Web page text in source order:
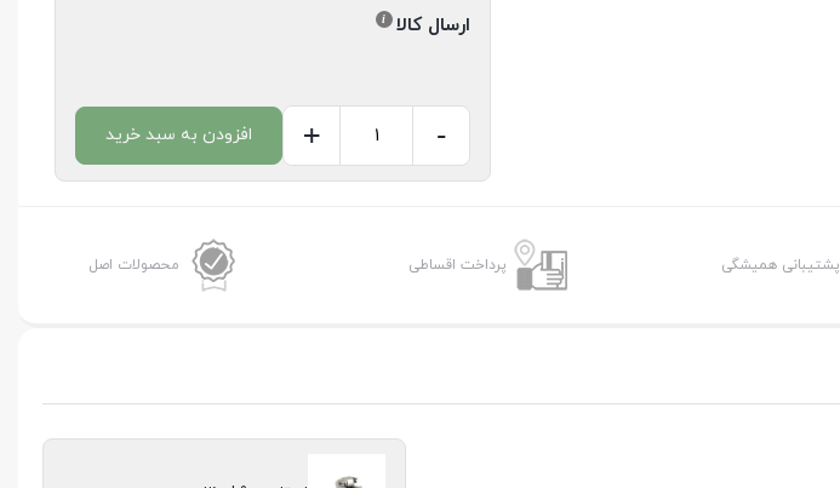
ارسال کالا
L90
-
+ افزودن به سبد خرید
پشتیبانی همیشگی پرداخت اقساطی محصولات اصل